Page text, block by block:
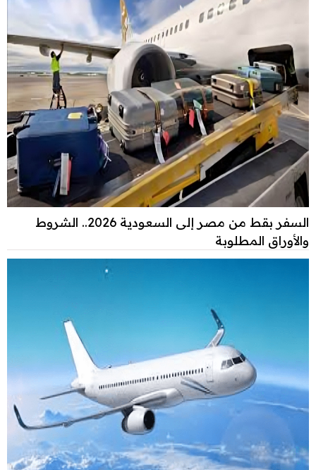
السفر بقط من مصر إلى السعودية 2026.. الشروط
والأوراق المطلوبة